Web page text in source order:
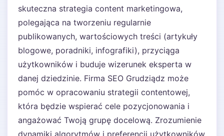
skuteczna strategia content marketingowa,
polegająca na tworzeniu regularnie
publikowanych, wartościowych treści (artykuły
blogowe, poradniki, infografiki), przyciąga
użytkowników i buduje wizerunek eksperta w
danej dziedzinie. Firma SEO Grudziądz może
pomóc w opracowaniu strategii contentowej,
która będzie wspierać cele pozycjonowania i
angażować Twoją grupę docelową. Zrozumienie
dynamiki algorytmów i preferencji użytkowników